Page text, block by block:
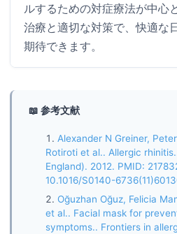
ルするための対症療法が中心
治療と適切な対策で、快適な
期待できます。
📖 参考文献
Alexander N Greiner,
Rotiroti et al.. Allergic
England). 2012. PMID:
10.1016/S0140-
Oğuzhan Oğuz, Felicia
et al.. Facial mask for
symptoms.. Frontiers in